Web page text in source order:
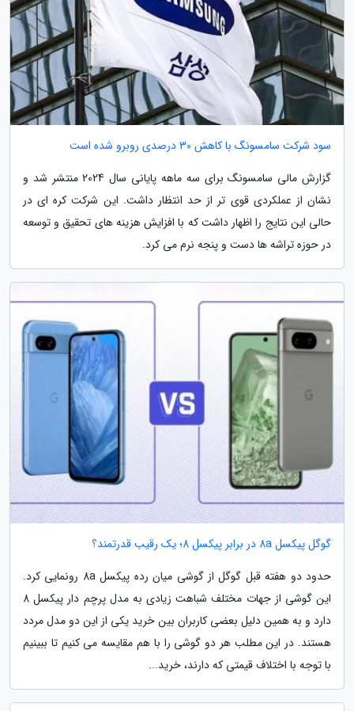
سود شرکت سامسونگ با کاهش 30 درصدی روبرو شده است
گزارش مالی سامسونگ برای سه ماهه پایانی سال 2024 منتشر شد و
نشان از عملکردی قوی تر از حد انتظار داشت. این شرکت کره ای در
حالی این نتایج را اظهار داشت که با افزایش هزینه های تحقیق و توسعه
در حوزه تراشه ها دست و پنجه نرم می کرد.
گوگل پیکسل 8a در برابر پیکسل 8؛ یک رقیب قدرتمند؟
حدود دو هفته قبل گوگل از گوشی میان رده پیکسل 8a رونمایی کرد.
این گوشی از جهات مختلف شباهت زیادی به مدل پرچم دار پیکسل 8
دارد و به همین دلیل بعضی کاربران بین خرید یکی از این دو مدل مردد
هستند. در این مطلب هر دو گوشی را با هم مقایسه می کنیم تا ببینیم
با توجه با اختلاف قیمتی که دارند، خرید...